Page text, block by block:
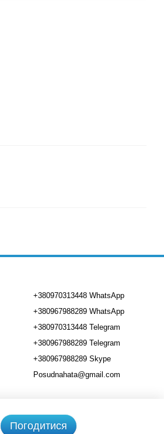
+380970313448 WhatsApp
+380967988289 WhatsApp
+380970313448 Telegram
+380967988289 Telegram
+380967988289 Skype
Posudnahata@gmail.com
Погодитися